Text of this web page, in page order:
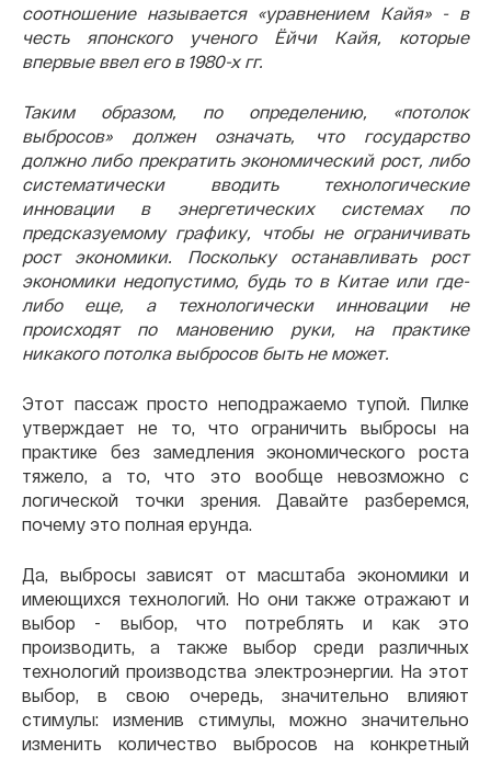
соотношение называется «уравнением Кайя» - в
честь японского ученого Ёйчи Кайя, которые
впервые ввел его в 1980-х гг.
Таким образом, по определению, «потолок
выбросов» должен означать, что государство
должно либо прекратить экономический рост, либо
систематически вводить технологические
инновации в энергетических системах по
предсказуемому графику, чтобы не ограничивать
рост экономики. Поскольку останавливать рост
экономики недопустимо, будь то в Китае или где-
либо еще, а технологически инновации не
происходят по мановению руки, на практике
никакого потолка выбросов быть не может.
Этот пассаж просто неподражаемо тупой. Пилке
утверждает не то, что ограничить выбросы на
практике без замедления экономического роста
тяжело, а то, что это вообще невозможно с
логической точки зрения. Давайте разберемся,
почему это полная ерунда.
Да, выбросы зависят от масштаба экономики и
имеющихся технологий. Но они также отражают и
выбор - выбор, что потреблять и как это
производить, а также выбор среди различных
технологий производства электроэнергии. На этот
выбор, в свою очередь, значительно влияют
стимулы: изменив стимулы, можно значительно
изменить количество выбросов на конкретный